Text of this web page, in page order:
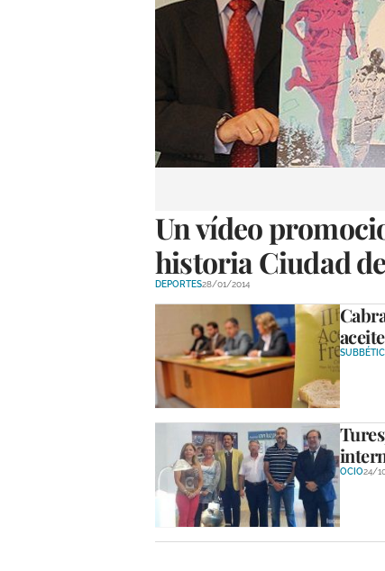
Un vídeo
historia Ciudad
DEPORTES28/01/2014
OCIO24/